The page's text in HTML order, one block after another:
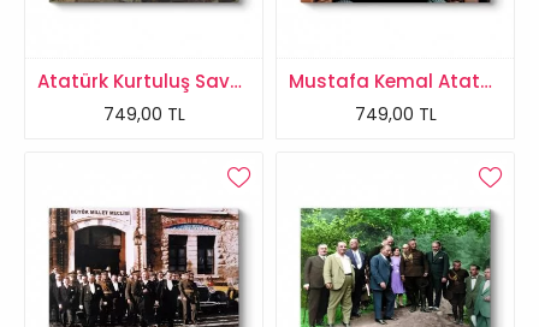
Atatürk Kurtuluş Savaşı Tablosu
749,00 TL
Mustafa Kemal Atatürk Tablosu
749,00 TL